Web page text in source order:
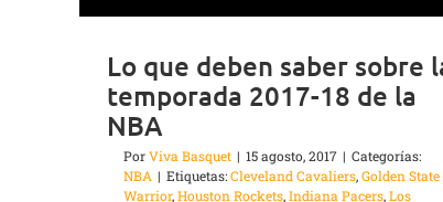
Lo que deben saber sobre
temporada 2017-18 de la
NBA
PorViva Basquet | 15 agosto, 2017 | Categorías:
NBA | Etiquetas:Cleveland Cavaliers,Golden State
Warrior,Houston Rockets,Indiana Pacers,Los